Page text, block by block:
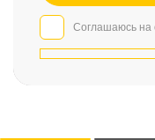
Соглашаюсь на